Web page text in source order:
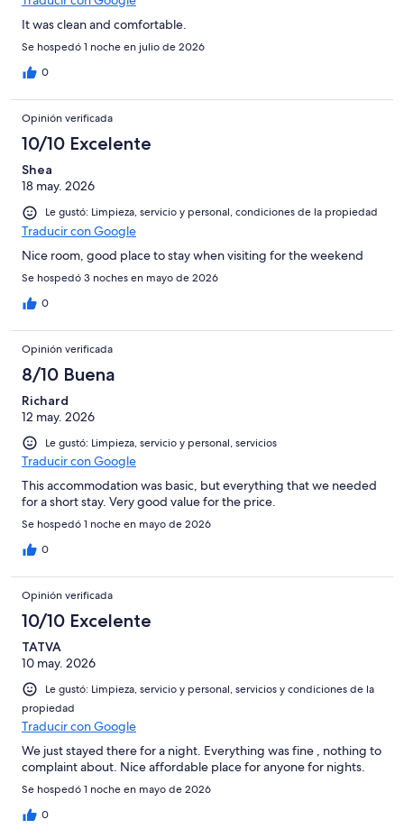
It was clean and comfortable.
Se hospedó 1 noche en julio de 2026
0
Opinión verificada
10/10 Excelente
Shea
18 may. 2026
Le gustó: Limpieza, servicio y personal, condiciones de la propiedad
Traducir con Google
Nice room, good place to stay when visiting for the weekend
Se hospedó 3 noches en mayo de 2026
0
Opinión verificada
8/10 Buena
Richard
12 may. 2026
Le gustó: Limpieza, servicio y personal, servicios
Traducir con Google
This accommodation was basic, but everything that we needed
for a short stay. Very good value for the price.
Se hospedó 1 noche en mayo de 2026
0
Opinión verificada
10/10 Excelente
TATVA
10 may. 2026
Le gustó: Limpieza, servicio y personal, servicios y condiciones de la
propiedad
Traducir con Google
We just stayed there for a night. Everything was fine , nothing to
complaint about. Nice affordable place for anyone for nights.
Se hospedó 1 noche en mayo de 2026
0